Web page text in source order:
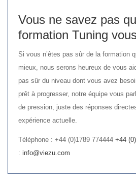
Vous ne savez pas
formation Tuning
Si vous n’êtes pas sûr de la formation
mieux, nous serons heureux de vous
pas sûr du niveau dont vous avez
prêt à progresser, notre équipe vous
de pression, juste des réponses
expérience actuelle.
Téléphone : +44 (0)1789 774444 +44
: info@viezu.com